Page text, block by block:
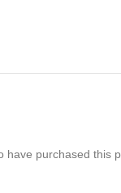
have purchased this